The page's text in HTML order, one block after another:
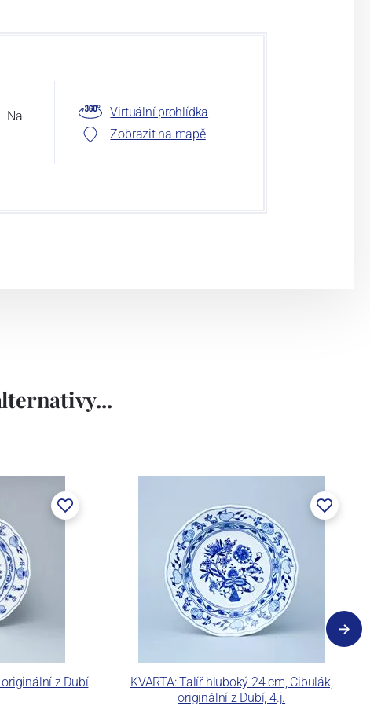
Na
Virtuální prohlídka
Zobrazit na mapě
z Dubí
KVARTA: Talíř hluboký 24 cm, Cibulák,
originální z Dubí, 4.j.